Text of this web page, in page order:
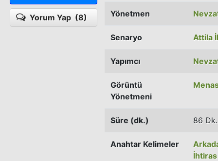
Yorum Yap (8) Yönetmen
Senaryo Attila
Yapımcı
Görüntü
Yönetmeni
Süre (dk.) 86 Dk.
Anahtar Kelimeler
İhtiras